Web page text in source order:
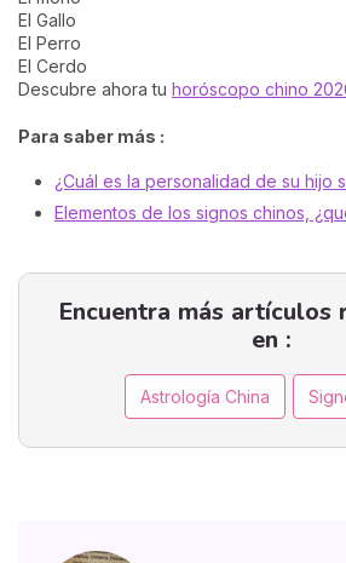
El Gallo
El Perro
El Cerdo
Descubre ahora tu horóscopo chino
Para saber más :
¿Cuál es la personalidad de su hijo
Elementos de los signos chinos,
Encuentra más artículos
en :
Astrología China